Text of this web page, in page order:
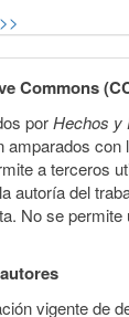
>>
Commons
porHechos y
con
a terceros
autoría del
No se permite
vigente de